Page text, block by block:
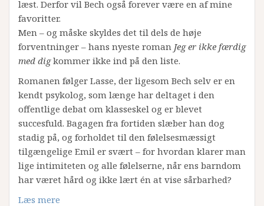
læst. Derfor vil Bech også forever være en af mine
favoritter.
Men – og måske skyldes det til dels de høje
forventninger – hans nyeste roman Jeg er ikke færdig
med digkommer ikke ind på den liste.
Romanen følger Lasse, der ligesom Bech selv er en
kendt psykolog, som længe har deltaget i den
offentlige debat om klasseskel og er blevet
succesfuld. Bagagen fra fortiden slæber han dog
stadig på, og forholdet til den følelsesmæssigt
tilgængelige Emil er svært – for hvordan klarer man
lige intimiteten og alle følelserne, når ens barndom
har været hård og ikke lært én at vise sårbarhed?
Læs mere